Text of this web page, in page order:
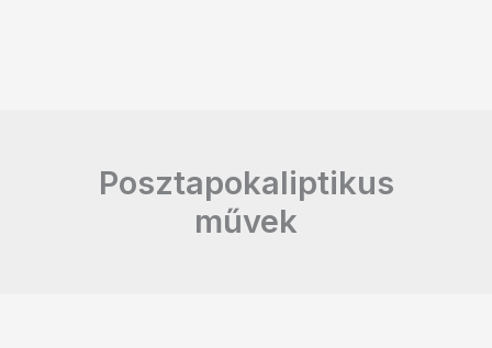
Posztapokaliptikus
művek